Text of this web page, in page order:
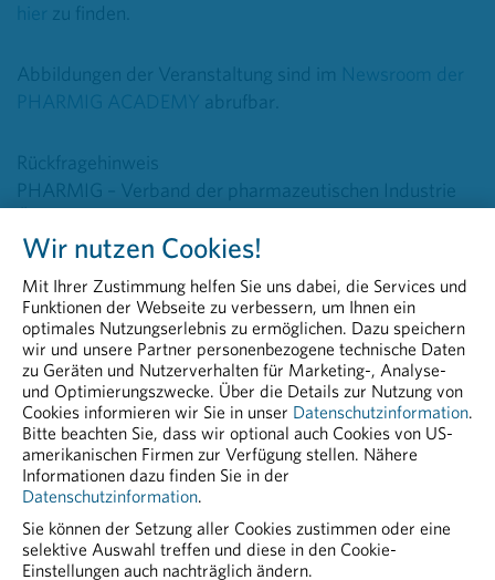
hier
zu finden.
Abbildungen der Veranstaltung sind im Newsroom der
PHARMIG ACADEMY abrufbar.
Rückfragehinweis
PHARMIG – Verband der pharmazeutischen Industrie
Head of Communications & PR
+43 664 8860 5264
peter.richter@pharmig.at
20251113 Daten Gemeinschaftlich Nutzen, Um
Seltene Erkrankungen Sichtbar Zu Machen
PDF - 39,35 KB
Wir nutzen Cookies!
Mit Ihrer Zustimmung helfen Sie uns dabei, die Services und
Funktionen der Webseite zu verbessern, um Ihnen ein
optimales Nutzungserlebnis zu ermöglichen. Dazu speichern
wir und unsere Partner personenbezogene technische Daten
zu Geräten und Nutzerverhalten für Marketing-, Analyse-
und Optimierungszwecke. Über die Details zur Nutzung von
Cookies informieren wir Sie in unser Datenschutzinformation.
Bitte beachten Sie, dass wir optional auch Cookies von US-
amerikanischen Firmen zur Verfügung stellen. Nähere
Informationen dazu finden Sie in der
Datenschutzinformation.
Sie können der Setzung aller Cookies zustimmen oder eine
selektive Auswahl treffen und diese in den Cookie-
Einstellungen auch nachträglich ändern.